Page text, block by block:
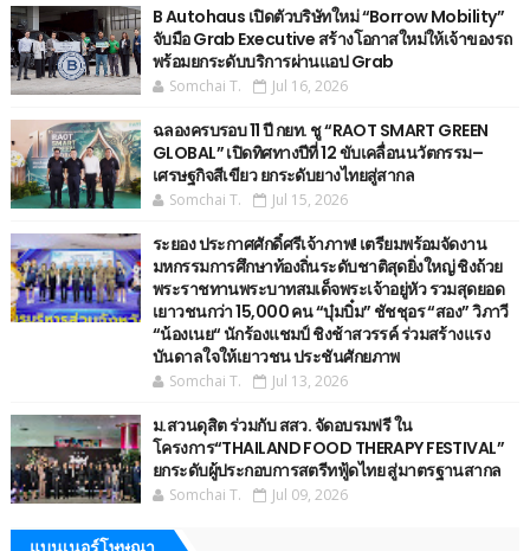
B Autohaus เปิดตัวบริษัทใหม่ “Borrow Mobility”
จับมือ Grab Executive สร้างโอกาสใหม่ให้เจ้าของรถ
พร้อมยกระดับบริการผ่านแอป Grab
Somchai T. Jul 16, 2026
ฉลองครบรอบ 11 ปี กยท. ชู “RAOT SMART GREEN
GLOBAL” เปิดทิศทางปีที่ 12 ขับเคลื่อนนวัตกรรม–
เศรษฐกิจสีเขียว ยกระดับยางไทยสู่สากล
Somchai T. Jul 15, 2026
ระยอง ประกาศศักดิ์ศรีเจ้าภาพ! เตรียมพร้อมจัดงาน
มหกรรมการศึกษาท้องถิ่นระดับชาติสุดยิ่งใหญ่ ชิงถ้วย
พระราชทานพระบาทสมเด็จพระเจ้าอยู่หัว รวมสุดยอด
เยาวชนกว่า 15,000 คน “บุ๋มบิ๋ม” ชัชชุอร “สอง” วิภาวี
“น้องเนย“ นักร้องแชมป์ ชิงช้าสวรรค์ ร่วมสร้างแรง
บันดาลใจให้เยาวชน ประชันศักยภาพ
Somchai T. Jul 13, 2026
ม.สวนดุสิต ร่วมกับ สสว. จัดอบรมฟรี ใน
โครงการ“THAILAND FOOD THERAPY FESTIVAL”
ยกระดับผู้ประกอบการสตรีทฟู้ดไทย สู่มาตรฐานสากล
Somchai T. Jul 09, 2026